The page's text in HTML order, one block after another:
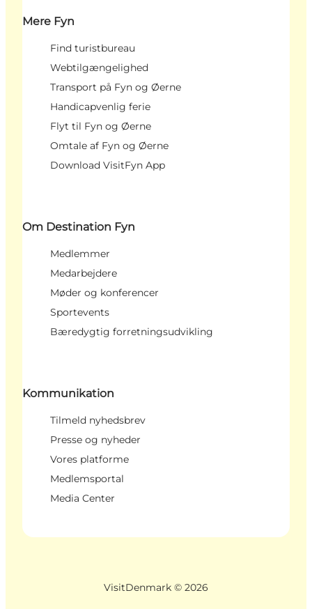
Mere Fyn
Find turistbureau
Webtilgængelighed
Transport på Fyn og Øerne
Handicapvenlig ferie
Flyt til Fyn og Øerne
Omtale af Fyn og Øerne
Download VisitFyn App
Om Destination Fyn
Medlemmer
Medarbejdere
Møder og konferencer
Sportevents
Bæredygtig forretningsudvikling
Kommunikation
Tilmeld nyhedsbrev
Presse og nyheder
Vores platforme
Medlemsportal
Media Center
VisitDenmark © 2026